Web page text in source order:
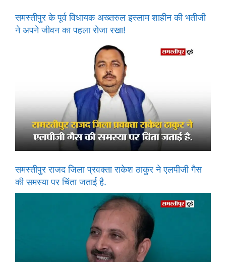
समस्तीपुर के पूर्व विधायक अख्तरुल इस्लाम शाहीन की भतीजी
ने अपने जीवन का पहला रोजा रखा!
समस्तीपुर राजद जिला प्रवक्ता राकेश ठाकुर ने एलपीजी गैस
की समस्या पर चिंता जताई है.